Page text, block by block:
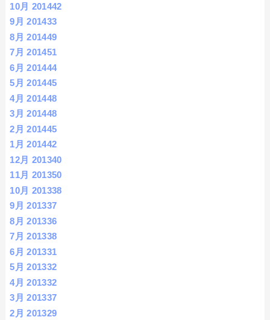
10月 201442
9月 201433
8月 201449
7月 201451
6月 201444
5月 201445
4月 201448
3月 201448
2月 201445
1月 201442
12月 201340
11月 201350
10月 201338
9月 201337
8月 201336
7月 201338
6月 201331
5月 201332
4月 201332
3月 201337
2月 201329